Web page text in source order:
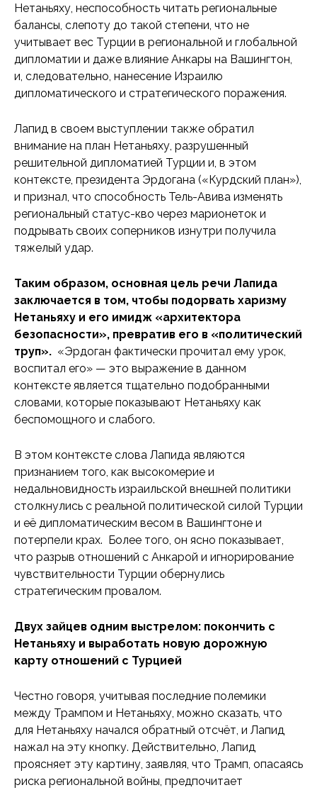
Нетаньяху, неспособность читать региональные
балансы, слепоту до такой степени, что не
учитывает вес Турции в региональной и глобальной
дипломатии и даже влияние Анкары на Вашингтон,
и, следовательно, нанесение Израилю
дипломатического и стратегического поражения.
Лапид в своем выступлении также обратил
внимание на план Нетаньяху, разрушенный
решительной дипломатией Турции и, в этом
контексте, президента Эрдогана («Курдский план»),
и признал, что способность Тель-Авива изменять
региональный статус-кво через марионеток и
подрывать своих соперников изнутри получила
тяжелый удар.
Таким образом, основная цель речи Лапида
заключается в том, чтобы подорвать харизму
Нетаньяху и его имидж «архитектора
безопасности», превратив его в «политический
труп». «Эрдоган фактически прочитал ему урок,
воспитал его» — это выражение в данном
контексте является тщательно подобранными
словами, которые показывают Нетаньяху как
беспомощного и слабого.
В этом контексте слова Лапида являются
признанием того, как высокомерие и
недальновидность израильской внешней политики
столкнулись с реальной политической силой Турции
и её дипломатическим весом в Вашингтоне и
потерпели крах. Более того, он ясно показывает,
что разрыв отношений с Анкарой и игнорирование
чувствительности Турции обернулись
стратегическим провалом.
Двух зайцев одним выстрелом: покончить с
Нетаньяху и выработать новую дорожную
карту отношений с Турцией
Честно говоря, учитывая последние полемики
между Трампом и Нетаньяху, можно сказать, что
для Нетаньяху начался обратный отсчёт, и Лапид
нажал на эту кнопку. Действительно, Лапид
проясняет эту картину, заявляя, что Трамп, опасаясь
риска региональной войны, предпочитает